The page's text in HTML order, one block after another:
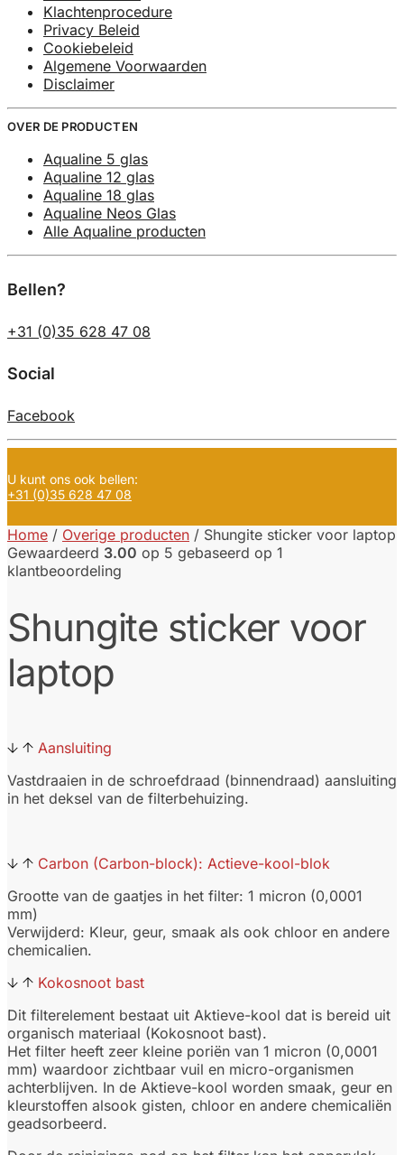
Klachtenprocedure
Privacy Beleid
Cookiebeleid
Algemene Voorwaarden
Disclaimer
OVER DE PRODUCTEN
Aqualine 5 glas
Aqualine 12 glas
Aqualine 18 glas
Aqualine Neos Glas
Alle Aqualine producten
Bellen?
+31 (0)35 628 47 08
Social
Facebook
U kunt ons ook bellen:
+31 (0)35 628 47 08
Home / Overige producten / Shungite sticker voor laptop
Gewaardeerd 3.00 op 5 gebaseerd op 1
klantbeoordeling
Shungite sticker voor
laptop
Aansluiting
Vastdraaien in de schroefdraad (binnendraad) aansluiting
in het deksel van de filterbehuizing.
Carbon (Carbon-block): Actieve-kool-blok
Grootte van de gaatjes in het filter: 1 micron (0,0001
mm)
Verwijderd: Kleur, geur, smaak als ook chloor en andere
chemicalien.
Kokosnoot bast
Dit filterelement bestaat uit Aktieve-kool dat is bereid uit
organisch materiaal (Kokosnoot bast).
Het filter heeft zeer kleine poriën van 1 micron (0,0001
mm) waardoor zichtbaar vuil en micro-organismen
achterblijven. In de Aktieve-kool worden smaak, geur en
kleurstoffen alsook gisten, chloor en andere chemicaliën
geadsorbeerd.